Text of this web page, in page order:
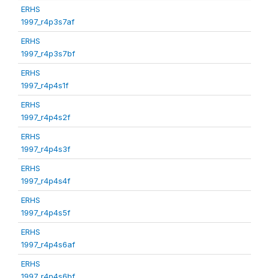
ERHS
1997_r4p3s7af
ERHS
1997_r4p3s7bf
ERHS
1997_r4p4s1f
ERHS
1997_r4p4s2f
ERHS
1997_r4p4s3f
ERHS
1997_r4p4s4f
ERHS
1997_r4p4s5f
ERHS
1997_r4p4s6af
ERHS
1997_r4p4s6bf